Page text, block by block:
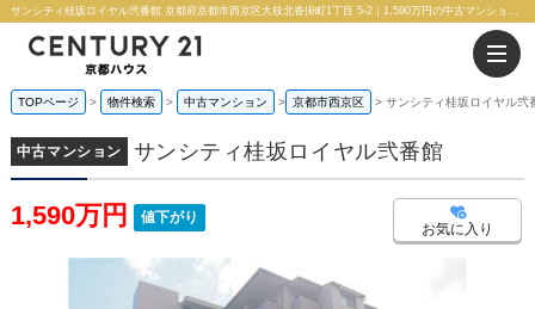
サンシティ桂坂ロイヤル弐番館 京都府京都市西京区大枝北沓掛町1丁目 5-2｜1,590万円の中古マンション｜分譲住宅や新築物件｜株式会社 京都ハウス
TOPページ 物件検索 中古マンション 京都市西京区 サンシティ桂坂ロイヤル弐
中古マンション サンシティ桂坂ロイヤル弐番館
1,590万円 値下がり
お気に入り